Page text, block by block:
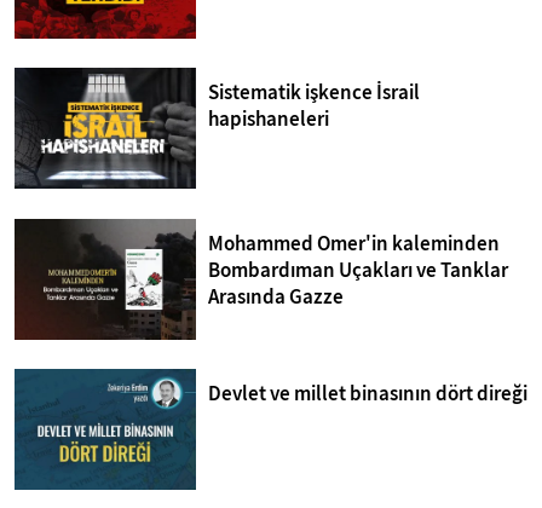
Sistematik işkence İsrail
hapishaneleri
Mohammed Omer'in kaleminden
Bombardıman Uçakları ve Tanklar
Arasında Gazze
Devlet ve millet binasının dört direği